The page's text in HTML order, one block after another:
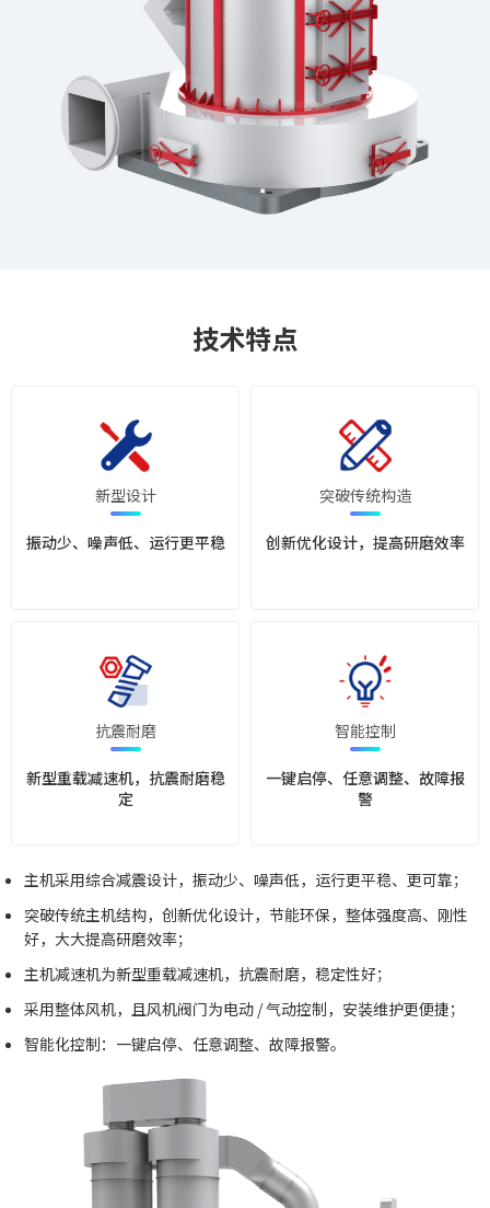
技术特点
新型设计
振动少、噪声低、运行更平稳
突破传统构造
创新优化设计，提高研磨效率
抗震耐磨
新型重载减速机，抗震耐磨稳
定
智能控制
一键启停、任意调整、故障报
警
主机采用综合减震设计，振动少、噪声低，运行更平稳、更可靠；
突破传统主机结构，创新优化设计，节能环保，整体强度高、刚性
好，大大提高研磨效率；
主机减速机为新型重载减速机，抗震耐磨，稳定性好；
采用整体风机，且风机阀门为电动 / 气动控制，安装维护更便捷；
智能化控制：一键启停、任意调整、故障报警。